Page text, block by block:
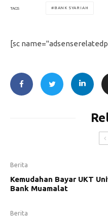
TAGS BANK SYARIAH
[sc
Berita
Kemudahan Bayar UKT
Bank Muamalat
Berita